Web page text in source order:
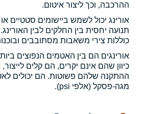
ההרכבה, וכך ליצור איטום.
אורינג יכול לשמש ביישומים סטטיים
תנועה יחסית בין החלקים לבין
כוללות צירי משאבות מסתובבים
אורינגים הם בין האטמים הנפוצים
כיוון שהם אינם יקרים, הם קלים
ההתקנה שלהם פשוטות. הם יכולים
מגה-פסקל (אלפי psi).